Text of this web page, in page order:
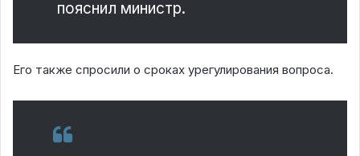
пояснил министр.
Его также спросили о сроках урегулирования вопроса.